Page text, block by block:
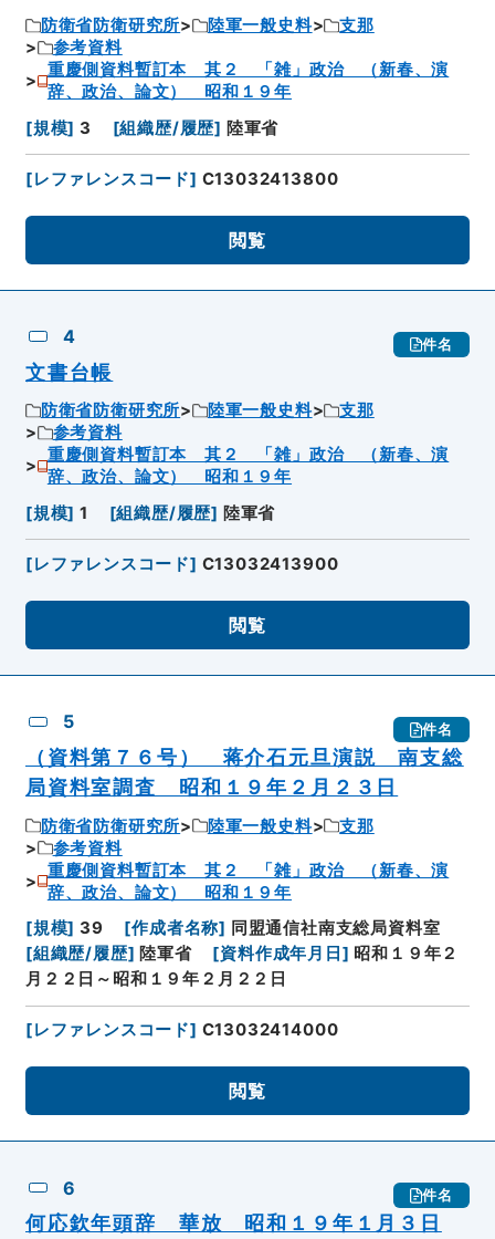
防衛省防衛研究所 陸軍一般史料
支那
参考資料
重慶側資料暫訂本 其２ 「雑」政治 （新春、演
辞、政治、論文） 昭和１９年
[規模] 3 [組織歴/履歴] 陸軍省
[レファレンスコード] C13032413800
閲覧
4 件名
文書台帳
防衛省防衛研究所 陸軍一般史料
支那
参考資料
重慶側資料暫訂本 其２ 「雑」政治 （新春、演
辞、政治、論文） 昭和１９年
[規模] 1 [組織歴/履歴] 陸軍省
[レファレンスコード] C13032413900
閲覧
5 件名
（資料第７６号） 蒋介石元旦演説 南支総
局資料室調査 昭和１９年２月２３日
防衛省防衛研究所 陸軍一般史料
支那
参考資料
重慶側資料暫訂本 其２ 「雑」政治 （新春、演
辞、政治、論文） 昭和１９年
[規模] 39 [作成者名称] 同盟通信社南支総局資料室
[組織歴/履歴] 陸軍省 [資料作成年月日 ] 昭和１９年２
月２２日～昭和１９年２月２２日
[レファレンスコード] C13032414000
閲覧
6 件名
何応欽年頭辞 華放 昭和１９年１月３日